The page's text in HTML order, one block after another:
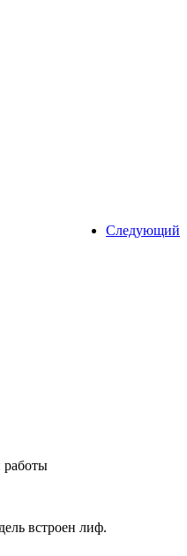
Следующий
работы
встроен лиф.